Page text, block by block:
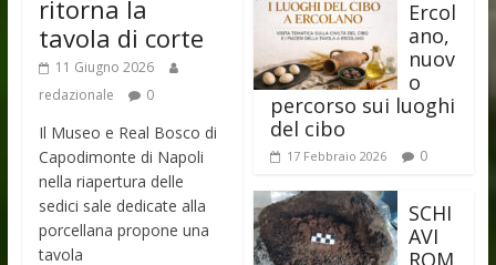
ritorna la
tavola di corte
11 Giugno 2026
redazionale
0
Il Museo e Real Bosco di
Capodimonte di Napoli
nella riapertura delle
sedici sale dedicate alla
porcellana propone una
tavola
Ercol
ano,
nuov
o
percorso sui luoghi
del cibo
17 Febbraio 2026 0
SCHI
AVI